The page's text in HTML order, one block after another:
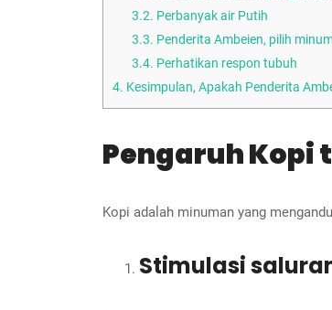
3.2. Perbanyak air Putih
3.3. Penderita Ambeien, pilih
3.4. Perhatikan respon tubuh
4. Kesimpulan, Apakah Penderita
Pengaruh Kopi
Kopi adalah minuman yang
Stimulasi